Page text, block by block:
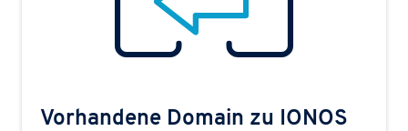
Vorhandene Domain zu IONOS